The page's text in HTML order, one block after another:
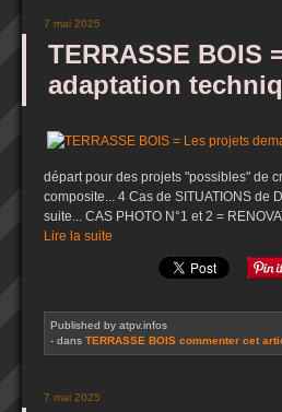
7 mai 2025
TERRASSE BOIS
adaptation
départ pour des projets "possibles" de
composite... 4 Cas de SITUATIONS de
suite... CAS PHOTO N°1 et 2 =
Lire la suite
Published by atpv.infos
- dans TERRASSE BOIS commenter cet
7 mai 2025